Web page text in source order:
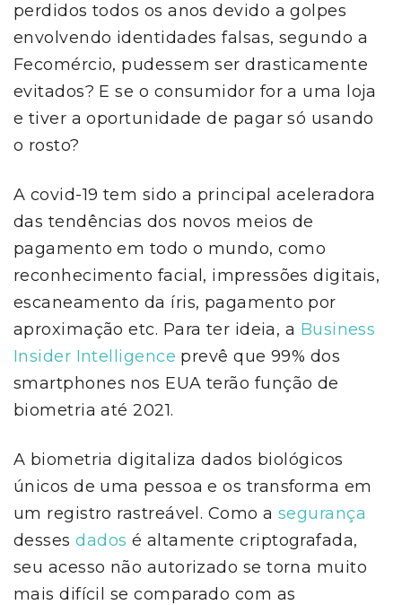
perdidos todos os anos devido a golpes
envolvendo identidades falsas, segundo a
Fecomércio, pudessem ser drasticamente
evitados? E se o consumidor for a uma loja
e tiver a oportunidade de pagar só usando
o rosto?
A covid-19 tem sido a principal aceleradora
das tendências dos novos meios de
pagamento em todo o mundo, como
reconhecimento facial, impressões digitais,
escaneamento da íris, pagamento por
aproximação etc. Para ter ideia, a Business
Insider Intelligence prevê que 99% dos
smartphones nos EUA terão função de
biometria até 2021.
A biometria digitaliza dados biológicos
únicos de uma pessoa e os transforma em
um registro rastreável. Como a segurança
dessesdados é altamente criptografada,
seu acesso não autorizado se torna muito
mais difícil se comparado com as